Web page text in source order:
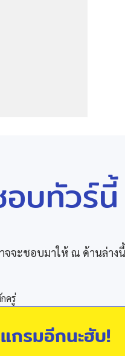
บทัวร์นี้
จจะชอบมาให้ ณ ด้านล่างนี้
กรมอีกนะฮับ!